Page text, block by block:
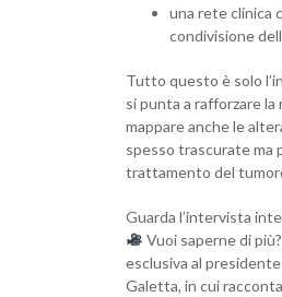
una rete clinica
condivisione
Tutto questo è solo
si punta a rafforzare la
mappare anche le
spesso trascurate ma
trattamento del
Guarda l’intervista
Vuoi saperne di
esclusiva al
Galetta, in cui